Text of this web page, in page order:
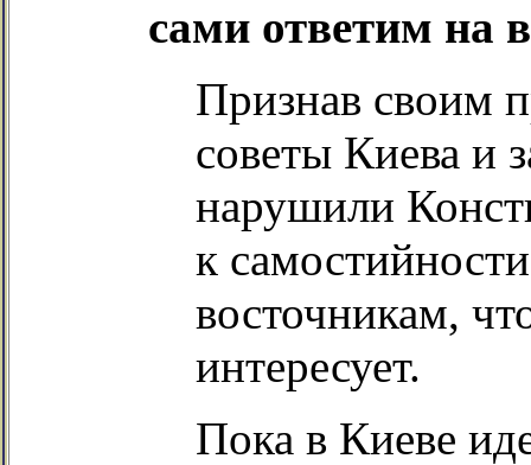
сами ответим на
Признав своим
советы Киева и
нарушили
к
восточникам,
интересует.
Пока в Киеве